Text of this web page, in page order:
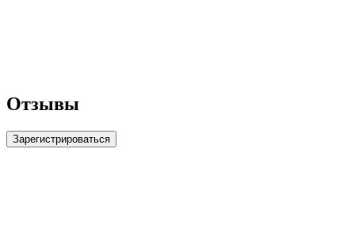
Отзывы
Зарегистрироваться